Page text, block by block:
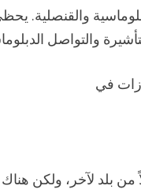
والقنصلية.
والتواصل
بلد لآخر، ولكن هناك